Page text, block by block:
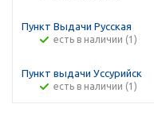
Пункт Выдачи Русская
Есть в наличии (1)
Пункт выдачи Уссурийск
Есть в наличии (1)